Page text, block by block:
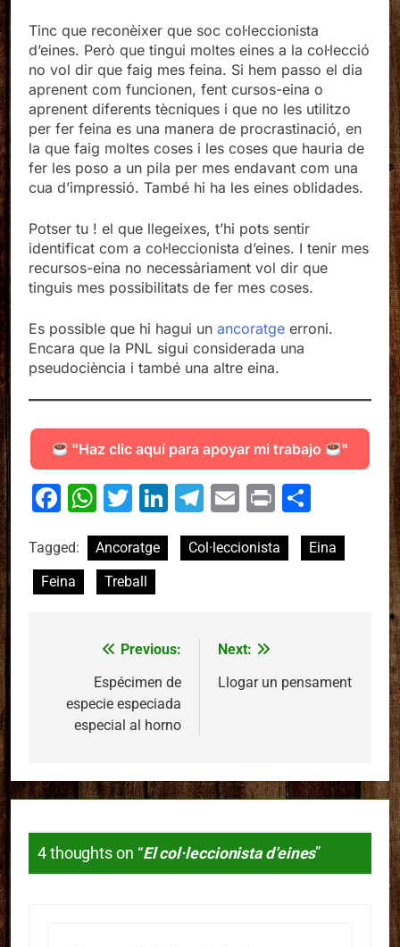
Tinc que reconèixer que soc col·leccionista
d’eines. Però que tingui moltes eines a la col·lecció
no vol dir que faig mes feina. Si hem passo el dia
aprenent com funcionen, fent cursos-eina o
aprenent diferents tècniques i que no les utilitzo
per fer feina es una manera de procrastinació, en
la que faig moltes coses i les coses que hauria de
fer les poso a un pila per mes endavant com una
cua d’impressió. També hi ha les eines oblidades.
Potser tu ! el que llegeixes, t’hi pots sentir
identificat com a col·leccionista d’eines. I tenir mes
recursos-eina no necessàriament vol dir que
tinguis mes possibilitats de fer mes coses.
Es possible que hi hagui un ancoratge erroni.
Encara que la PNL sigui considerada una
pseudociència i també una altre eina.
"Haz clic aquí para apoyar mi trabajo "
Facebook
WhatsApp
Twitter
LinkedIn
Telegram
Email
Print
Tagged: Ancoratge Col·leccionista
Eina
Feina
Treball
Navegació
d'entrades
Previous:
Espécimen de
especie especiada
especial al horno
Next:
Llogar un pensament
4 thoughts on “El col·leccionista d’eines”